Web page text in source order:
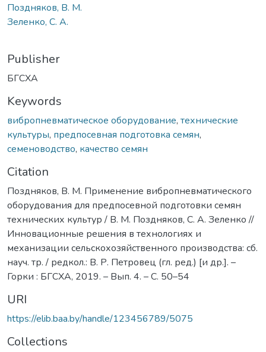
Поздняков, В. М.
Зеленко, С. А.
Publisher
БГСХА
Keywords
вибропневматическое оборудование, технические
культуры, предпосевная подготовка семян,
семеноводство, качество семян
Citation
Поздняков, В. М. Применение вибропневматического
оборудования для предпосевной подготовки семян
технических культур / В. М. Поздняков, С. А. Зеленко //
Инновационные решения в технологиях и
механизации сельскохозяйственного производства: сб.
науч. тр. / редкол.: В. Р. Петровец (гл. ред.) [и др.]. –
Горки : БГСХА, 2019. – Вып. 4. – С. 50–54
URI
https://elib.baa.by/handle/123456789/5075
Collections